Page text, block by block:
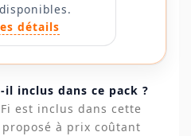
détails
inclus dans ce pack ?
est inclus dans cette
à prix coûtant